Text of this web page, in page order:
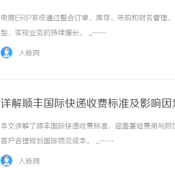
电商ERP系统通过整合订单、库存、采购和财务管理
型，实现业务的持续增长。 ...……
人脉网
详解顺丰国际快递收费标准及影响
本文详解了顺丰国际快递收费标准，涵盖基础费用与
客户合理规划国际物流成本。 ...……
人脉网